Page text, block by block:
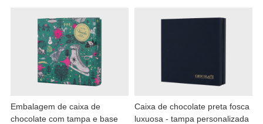
Embalagem de caixa de
chocolate com tampa e base
Caixa de chocolate preta fosca
luxuosa - tampa personalizada